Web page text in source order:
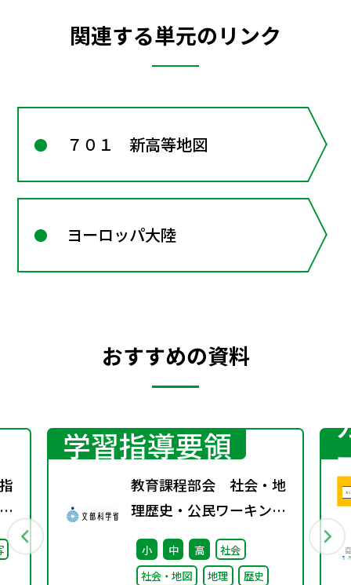
関連する単元のリンク
７０１ 新高等地図
ヨーロッパ大陸
おすすめの資料
学習指導要領
教育課程部会 社会・地
理歴史・公民ワーキング
（第8回） 配付資料
小 中 高
社会
社会・地図
地理
歴史